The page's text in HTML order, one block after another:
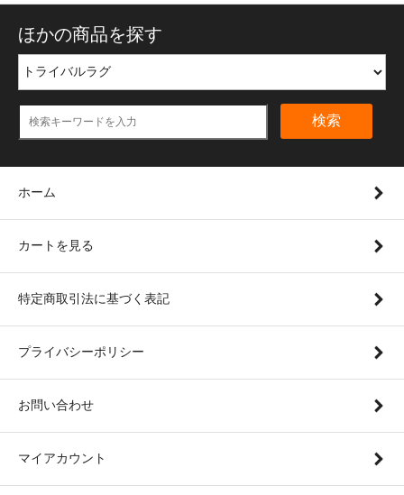
ほかの商品を探す
検索
ホーム
カートを見る
特定商取引法に基づく表記
プライバシーポリシー
お問い合わせ
マイアカウント